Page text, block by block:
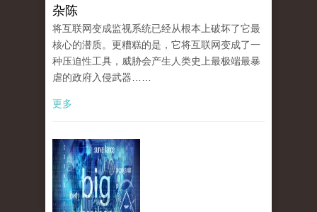
杂陈
将互联网变成监视系统已经从根本上破坏了它最
核心的潜质。更糟糕的是，它将互联网变成了一
种压迫性工具，威胁会产生人类史上最极端最暴
虐的政府入侵武器……
更多